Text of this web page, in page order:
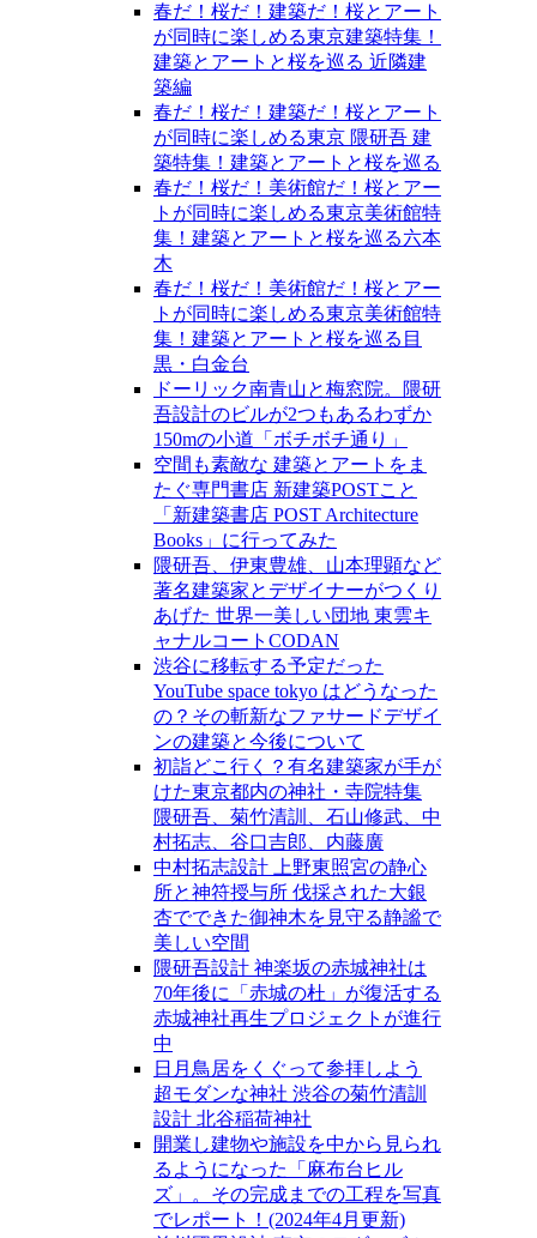
春だ！桜だ！建築だ！桜とアート
が同時に楽しめる東京建築特集！
建築とアートと桜を巡る 近隣建
築編
春だ！桜だ！建築だ！桜とアート
が同時に楽しめる東京 隈研吾 建
築特集！建築とアートと桜を巡る
春だ！桜だ！美術館だ！桜とアー
トが同時に楽しめる東京美術館特
集！建築とアートと桜を巡る六本
木
春だ！桜だ！美術館だ！桜とアー
トが同時に楽しめる東京美術館特
集！建築とアートと桜を巡る目
黒・白金台
ドーリック南青山と梅窓院。隈研
吾設計のビルが2つもあるわずか
150mの小道「ボチボチ通り」
空間も素敵な 建築とアートをま
たぐ専門書店 新建築POSTこと
「新建築書店 POST Architecture
Books」に行ってみた
隈研吾、伊東豊雄、山本理顕など
著名建築家とデザイナーがつくり
あげた 世界一美しい団地 東雲キ
ャナルコートCODAN
渋谷に移転する予定だった
YouTube space tokyo はどうなった
の？その斬新なファサードデザイ
ンの建築と今後について
初詣どこ行く？有名建築家が手が
けた東京都内の神社・寺院特集
隈研吾、菊竹清訓、石山修武、中
村拓志、谷口吉郎、内藤廣
中村拓志設計 上野東照宮の静心
所と神符授与所 伐採された大銀
杏でできた御神木を見守る静謐で
美しい空間
隈研吾設計 神楽坂の赤城神社は
70年後に「赤城の杜」が復活する
赤城神社再生プロジェクトが進行
中
日月鳥居をくぐって参拝しよう
超モダンな神社 渋谷の菊竹清訓
設計 北谷稲荷神社
開業し建物や施設を中から見られ
るようになった「麻布台ヒル
ズ」。その完成までの工程を写真
でレポート！(2024年4月更新)